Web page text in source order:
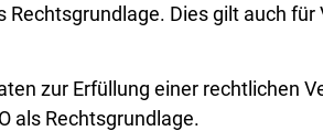
Rechtsgrundlage. Dies gilt auch
zur Erfüllung einer rechtlichen
als Rechtsgrundlage.